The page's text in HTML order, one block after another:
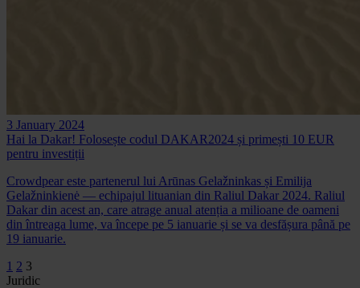
3 January 2024
Hai la Dakar! Folosește codul DAKAR2024 și primești 10 EUR
pentru investiții
Crowdpear este partenerul lui Arūnas Gelažninkas și Emilija
Gelažninkienė — echipajul lituanian din Raliul Dakar 2024. Raliul
Dakar din acest an, care atrage anual atenția a milioane de oameni
din întreaga lume, va începe pe 5 ianuarie și se va desfășura până pe
19 ianuarie.
1 2 3
Juridic